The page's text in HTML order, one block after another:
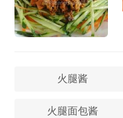
火腿酱
火腿面包酱